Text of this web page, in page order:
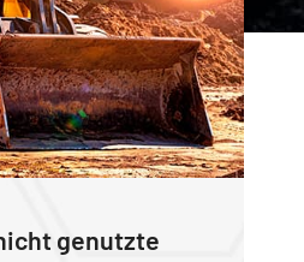
genutzte